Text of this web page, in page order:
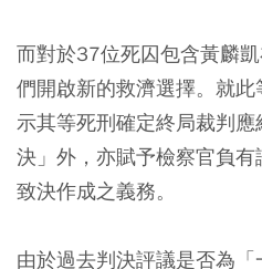
而對於37位死囚包含黃麟
們開啟新的救濟選擇。就
示其等死刑確定終局裁判
決」外，亦賦予檢察官負
致決作成之義務。
由於過去判決評議是否為